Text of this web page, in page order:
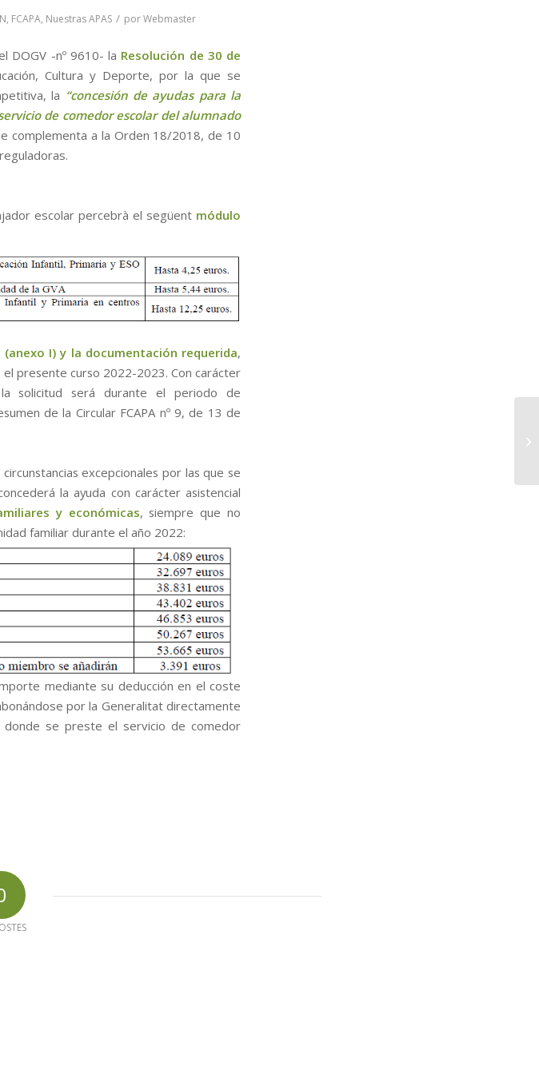
, FCAPA, Nuestras APAS / porWebmaster
DOGV -nº 9610- la Resolución de 30 de
Cultura y Deporte, por la que se
la “concesión de ayudas para la
de comedor escolar del alumnado
complementa a la Orden 18/2018, de 10
escolar percebrà el següent módulo
I) y la documentación requerida,
presente curso 2022-2023. Con carácter
solicitud será durante el periodo de
de la Circular FCAPA nº 9, de 13 de
excepcionales por las que se
la ayuda con carácter asistencial
y económicas, siempre que no
familiar durante el año 2022:
mediante su deducción en el coste
por la Generalitat directamente
se preste el servicio de comedor